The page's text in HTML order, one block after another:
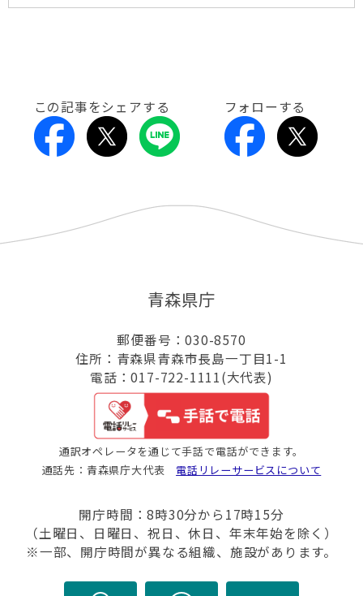
この記事をシェアする フォローする
青森県庁
郵便番号：030-8570
住所：青森県青森市長島一丁目1-1
電話：017-722-1111(大代表)
通訳オペレータを通じて手話で電話ができます。
通話先：青森県庁大代表 電話リレーサービスについて
開庁時間：8時30分から17時15分
（土曜日、日曜日、祝日、休日、年末年始を除く）
※一部、開庁時間が異なる組織、施設があります。